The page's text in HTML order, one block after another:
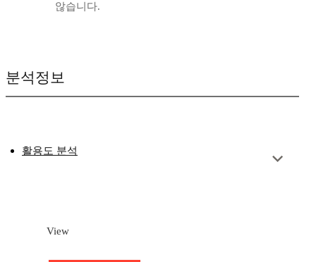
않습니다.
분석정보
활용도 분석
View